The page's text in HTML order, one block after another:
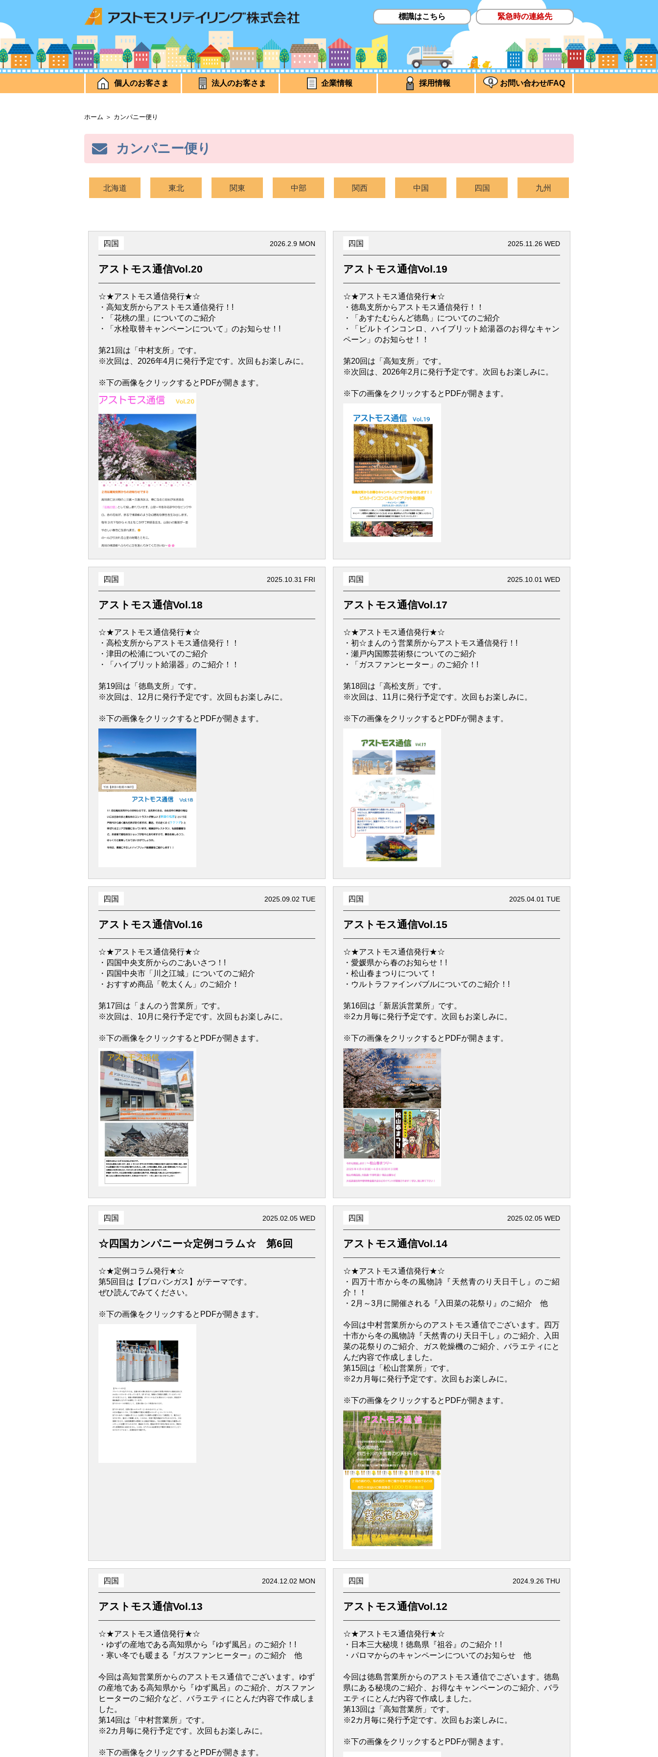
個人のお客さま 法人のお客さま 企業情報 採用情報 お問い合わせ/FAQ
緊急時の連絡先
標識はこちら
ホーム ＞ カンパニー便り
カンパニー便り
北海道 東北 関東 中部 関西 中国 四国 九州
四国 2026.2.9 MON
アストモス通信Vol.20
☆★アストモス通信発行★☆
・高知支所からアストモス通信発行！!
・「花桃の里」についてのご紹介
・「水栓取替キャンペーンについて」のお知らせ！!
第21回は「中村支所」です。
※次回は、2026年4月に発行予定です。次回もお楽しみに。
※下の画像をクリックするとPDFが開きます。
四国 2025.11.26 WED
アストモス通信Vol.19
☆★アストモス通信発行★☆
・徳島支所からアストモス通信発行！！
・「あすたむらんど徳島」についてのご紹介
・「ビルトインコンロ、ハイブリット給湯器のお得なキャン
ペーン」のお知らせ！！
第20回は「高知支所」です。
※次回は、2026年2月に発行予定です。次回もお楽しみに。
※下の画像をクリックするとPDFが開きます。
四国 2025.10.31 FRI
アストモス通信Vol.18
☆★アストモス通信発行★☆
・高松支所からアストモス通信発行！！
・津田の松浦についてのご紹介
・「ハイブリット給湯器」のご紹介！！
第19回は「徳島支所」です。
※次回は、12月に発行予定です。次回もお楽しみに。
※下の画像をクリックするとPDFが開きます。
四国 2025.10.01 WED
アストモス通信Vol.17
☆★アストモス通信発行★☆
・初☆まんのう営業所からアストモス通信発行！!
・瀬戸内国際芸術祭についてのご紹介
・「ガスファンヒーター」のご紹介！!
第18回は「高松支所」です。
※次回は、11月に発行予定です。次回もお楽しみに。
※下の画像をクリックするとPDFが開きます。
四国 2025.09.02 TUE
アストモス通信Vol.16
☆★アストモス通信発行★☆
・四国中央支所からのごあいさつ！!
・四国中央市「川之江城」についてのご紹介
・おすすめ商品「乾太くん」のご紹介！
第17回は「まんのう営業所」です。
※次回は、10月に発行予定です。次回もお楽しみに。
※下の画像をクリックするとPDFが開きます。
四国 2025.04.01 TUE
アストモス通信Vol.15
☆★アストモス通信発行★☆
・愛媛県から春のお知らせ！!
・松山春まつりについて！
・ウルトラファインバブルについてのご紹介！!
第16回は「新居浜営業所」です。
※2カ月毎に発行予定です。次回もお楽しみに。
※下の画像をクリックするとPDFが開きます。
四国 2025.02.05 WED
☆四国カンパニー☆定例コラム☆ 第6回
☆★定例コラム発行★☆
第5回目は【プロパンガス】がテーマです。
ぜひ読んでみてください。
※下の画像をクリックするとPDFが開きます。
四国 2025.02.05 WED
アストモス通信Vol.14
☆★アストモス通信発行★☆
・四万十市から冬の風物詩『天然青のり天日干し』のご紹
介！！
・2月～3月に開催される『入田菜の花祭り』のご紹介 他
今回は中村営業所からのアストモス通信でございます。四万
十市から冬の風物詩『天然青のり天日干し』のご紹介、入田
菜の花祭りのご紹介、ガス乾燥機のご紹介、バラエティにと
んだ内容で作成しました。
第15回は「松山営業所」です。
※2カ月毎に発行予定です。次回もお楽しみに。
※下の画像をクリックするとPDFが開きます。
四国 2024.12.02 MON
アストモス通信Vol.13
☆★アストモス通信発行★☆
・ゆずの産地である高知県から『ゆず風呂』のご紹介！!
・寒い冬でも暖まる『ガスファンヒーター』のご紹介 他
今回は高知営業所からのアストモス通信でございます。ゆず
の産地である高知県から『ゆず風呂』のご紹介、ガスファン
ヒーターのご紹介など、バラエティにとんだ内容で作成しま
した。
第14回は「中村営業所」です。
※2カ月毎に発行予定です。次回もお楽しみに。
※下の画像をクリックするとPDFが開きます。
四国 2024.9.26 THU
アストモス通信Vol.12
☆★アストモス通信発行★☆
・日本三大秘境！徳島県『祖谷』のご紹介！!
・パロマからのキャンペーンについてのお知らせ 他
今回は徳島営業所からのアストモス通信でございます。徳島
県にある秘境のご紹介、お得なキャンペーンのご紹介、バラ
エティにとんだ内容で作成しました。
第13回は「高知営業所」です。
※2カ月毎に発行予定です。次回もお楽しみに。
※下の画像をクリックするとPDFが開きます。